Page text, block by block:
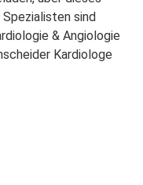
sind
& Angiologie
Kardiologe